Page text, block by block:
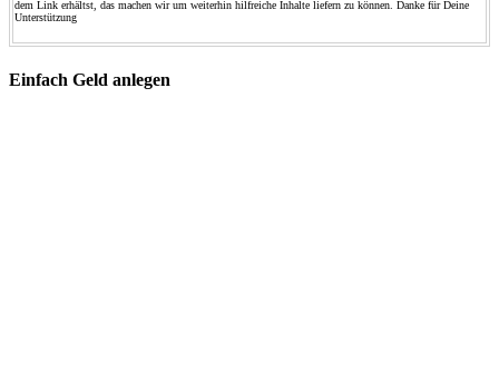
dem Link erhältst, das machen wir um weiterhin hilfreiche Inhalte liefern zu können. Danke für Deine
Unterstützung
Einfach Geld anlegen